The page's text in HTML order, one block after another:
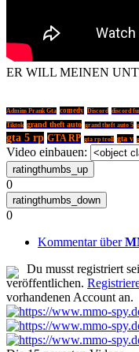
ER WILL MEINEN
Admins Prank Gta comedy Discord discord
Tiktok grand theft auto grand theft auto 5
gta 5 rp GTA RP gta rp troll gta v
Video einbauen:
0
0
Kommentar über
Du musst registriert
veröffentlichen.
vorhandenen Account an.